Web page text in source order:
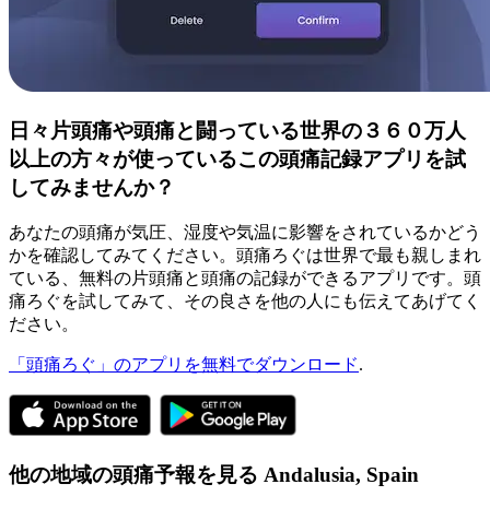
日々片頭痛や頭痛と闘っている世界の３６０万人
以上の方々が使っているこの頭痛記録アプリを試
してみませんか？
あなたの頭痛が気圧、湿度や気温に影響をされているかどう
かを確認してみてください。頭痛ろぐは世界で最も親しまれ
ている、無料の片頭痛と頭痛の記録ができるアプリです。頭
痛ろぐを試してみて、その良さを他の人にも伝えてあげてく
ださい。
「頭痛ろぐ」のアプリを無料でダウンロード.
他の地域の頭痛予報を見る Andalusia, Spain